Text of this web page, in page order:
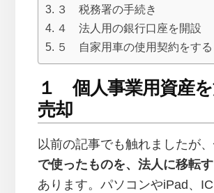
３ 税務署の手続き
４ 法人用の銀行口座を開設
５ 自家用車の使用契約をする
１ 個人事業用資産
売却
以前の記事でも触れましたが、
で使ったものを、法人に移転
あります。パソコンやiPad、